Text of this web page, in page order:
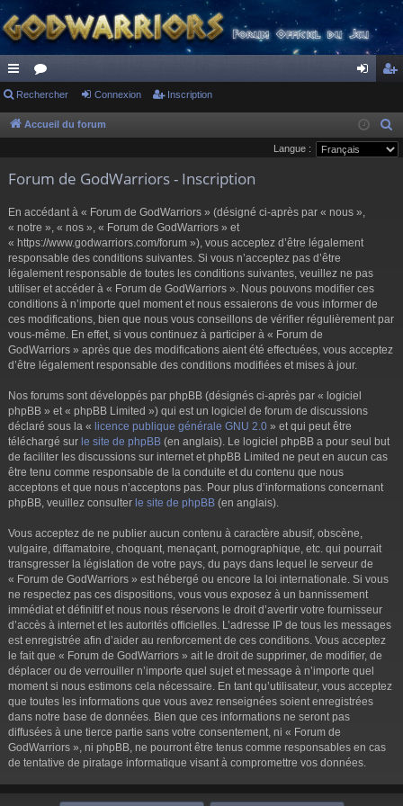
ac
co
ci
or
u
s
ne cri
pti
Rechercher Connexion Inscription
Accueil du forum
e
Langue :
Forum de GodWarriors - Inscription
En accédant à « Forum de GodWarriors » (désigné ci-après par « nous »,
« notre », « nos », « Forum de GodWarriors » et
« https://www.godwarriors.com/forum »), vous acceptez d’être légalement
responsable des conditions suivantes. Si vous n’acceptez pas d’être
légalement responsable de toutes les conditions suivantes, veuillez ne pas
utiliser et accéder à « Forum de GodWarriors ». Nous pouvons modifier ces
conditions à n’importe quel moment et nous essaierons de vous informer de
ces modifications, bien que nous vous conseillons de vérifier régulièrement par
vous-même. En effet, si vous continuez à participer à « Forum de
GodWarriors » après que des modifications aient été effectuées, vous acceptez
d’être légalement responsable des conditions modifiées et mises à jour.
Nos forums sont développés par phpBB (désignés ci-après par « logiciel
phpBB » et « phpBB Limited ») qui est un logiciel de forum de discussions
déclaré sous la « licence publique générale GNU 2.0 » et qui peut être
téléchargé sur le site de phpBB (en anglais). Le logiciel phpBB a pour seul but
de faciliter les discussions sur internet et phpBB Limited ne peut en aucun cas
être tenu comme responsable de la conduite et du contenu que nous
acceptons et que nous n’acceptons pas. Pour plus d’informations concernant
phpBB, veuillez consulter le site de phpBB (en anglais).
Vous acceptez de ne publier aucun contenu à caractère abusif, obscène,
vulgaire, diffamatoire, choquant, menaçant, pornographique, etc. qui pourrait
transgresser la législation de votre pays, du pays dans lequel le serveur de
« Forum de GodWarriors » est hébergé ou encore la loi internationale. Si vous
ne respectez pas ces dispositions, vous vous exposez à un bannissement
immédiat et définitif et nous nous réservons le droit d’avertir votre fournisseur
d’accès à internet et les autorités officielles. L’adresse IP de tous les messages
est enregistrée afin d’aider au renforcement de ces conditions. Vous acceptez
le fait que « Forum de GodWarriors » ait le droit de supprimer, de modifier, de
déplacer ou de verrouiller n’importe quel sujet et message à n’importe quel
moment si nous estimons cela nécessaire. En tant qu’utilisateur, vous acceptez
que toutes les informations que vous avez renseignées soient enregistrées
dans notre base de données. Bien que ces informations ne seront pas
diffusées à une tierce partie sans votre consentement, ni « Forum de
GodWarriors », ni phpBB, ne pourront être tenus comme responsables en cas
de tentative de piratage informatique visant à compromettre vos données.